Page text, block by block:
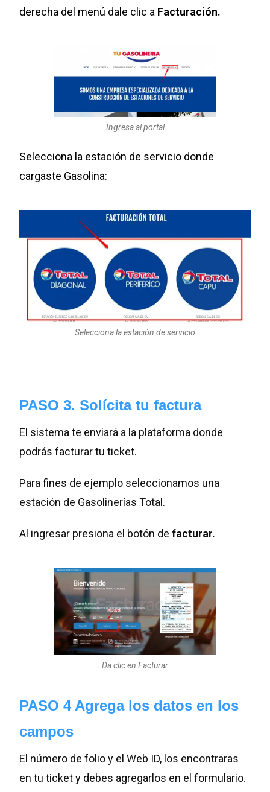
derecha del menú dale clic a Facturación.
Ingresa al portal
Selecciona la estación de servicio donde
cargaste Gasolina:
Selecciona la estación de servicio
PASO 3. Solícita tu factura
El sistema te enviará a la plataforma donde
podrás facturar tu ticket.
Para fines de ejemplo seleccionamos una
estación de Gasolinerías Total.
Al ingresar presiona el botón de facturar.
Da clic en Facturar
PASO 4 Agrega los datos en los
campos
El número de folio y el Web ID, los encontraras
en tu ticket y debes agregarlos en el formulario.